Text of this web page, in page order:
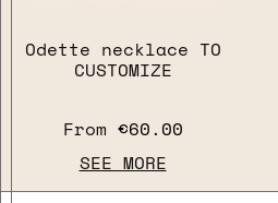
Odette necklace TO
CUSTOMIZE
From €60.00
SEE MORE